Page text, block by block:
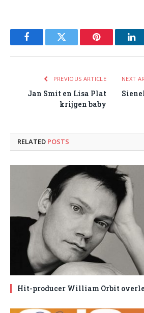
FacebookTwitter Pinterest
PREVIOUS ARTICLE
Jan Smit en Lisa Plat
krijgen baby
NEXT
RELATED POSTS
Hit-producer William Orbit